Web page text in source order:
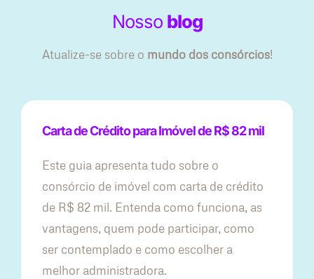
Nosso blog
Atualize-se sobre o mundo dos consórcios!
Carta de Crédito para Imóvel de R$ 82 mil
Este guia apresenta tudo sobre o
consórcio de imóvel com carta de crédito
de R$ 82 mil. Entenda como funciona, as
vantagens, quem pode participar, como
ser contemplado e como escolher a
melhor administradora.